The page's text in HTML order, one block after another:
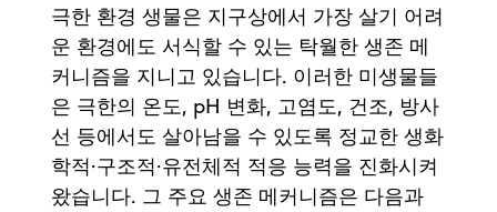
극한 환경 생물은 지구상에서 가장 살기 어려
운 환경에도 서식할 수 있는 탁월한 생존 메
커니즘을 지니고 있습니다. 이러한 미생물들
은 극한의 온도, pH 변화, 고염도, 건조, 방사
선 등에서도 살아남을 수 있도록 정교한 생화
학적·구조적·유전체적 적응 능력을 진화시켜
왔습니다. 그 주요 생존 메커니즘은 다음과